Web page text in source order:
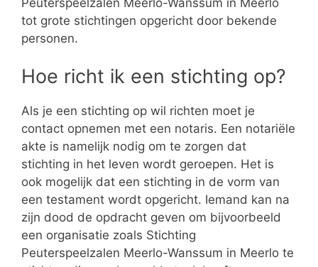
tot grote stichtingen opgericht door bekende
personen.
Hoe richt ik een stichting op?
Als je een stichting op wil richten moet je
contact opnemen met een notaris. Een notariële
akte is namelijk nodig om te zorgen dat
stichting in het leven wordt geroepen. Het is
ook mogelijk dat een stichting in de vorm van
een testament wordt opgericht. Iemand kan na
zijn dood de opdracht geven om bijvoorbeeld
een organisatie zoals Stichting
Peuterspeelzalen Meerlo-Wanssum in Meerlo te